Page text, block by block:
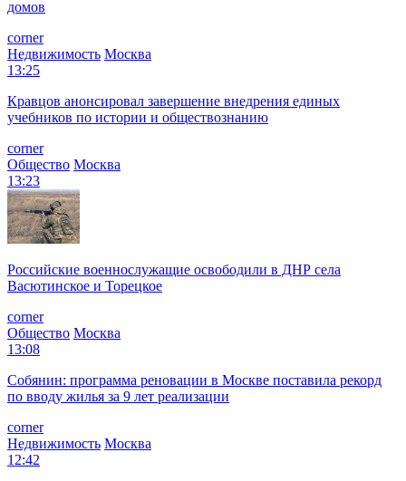
домов
corner
Недвижимость Москва
13:25
Кравцов анонсировал завершение внедрения единых
учебников по истории и обществознанию
corner
Общество Москва
13:23
Российские военнослужащие освободили в ДНР села
Васютинское и Торецкое
corner
Общество Москва
13:08
Собянин: программа реновации в Москве поставила рекорд
по вводу жилья за 9 лет реализации
corner
Недвижимость Москва
12:42